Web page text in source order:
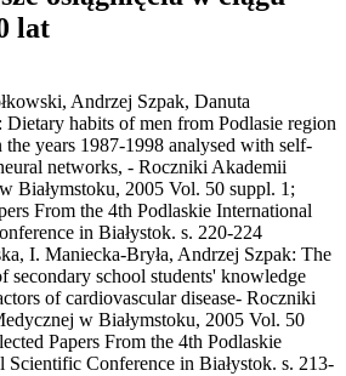
lat
Andrzej Szpak, Danuta
Dietary habits of men from Podlasie region
the years 1987-1998 analysed with self-
networks, - Roczniki Akademii
Białymstoku, 2005 Vol. 50 suppl. 1;
From the 4th Podlaskie International
in Białystok. s. 220-224
I. Maniecka-Bryła, Andrzej Szpak: The
secondary school students' knowledge
of cardiovascular disease- Roczniki
w Białymstoku, 2005 Vol. 50
Papers From the 4th Podlaskie
Scientific Conference in Białystok. s. 213-